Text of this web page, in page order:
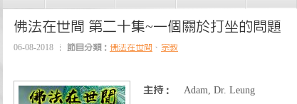
佛法在世間 第二十集~一個關於打坐的問題
06-08-2018 節目分類： 佛法在世間 、 宗教
主持：
Adam, Dr. Leung